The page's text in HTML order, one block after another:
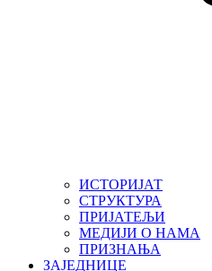
ИСТОРИЈАТ
СТРУКТУРА
ПРИЈАТЕЉИ
МЕДИЈИ О НАМА
ПРИЗНАЊА
ЗАЈЕДНИЦЕ